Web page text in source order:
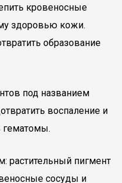
кровеносные
здоровью кожи.
образование
под названием
воспаление и
гематомы.
растительный пигмент
сосуды и